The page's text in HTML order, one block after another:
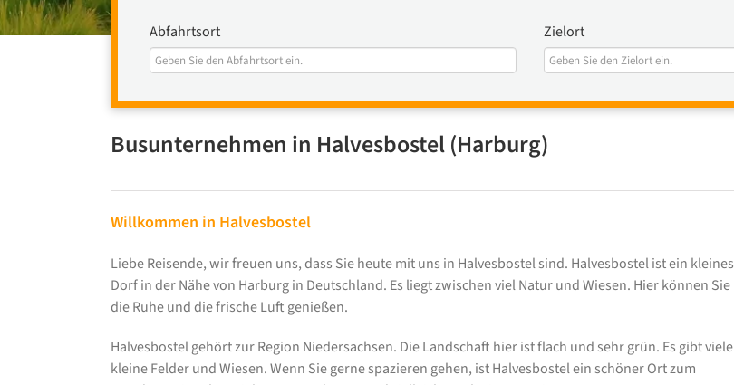
Abfahrtsort Zielort
Busunternehmen in Halvesbostel (Harburg)
Willkommen in Halvesbostel
Liebe Reisende, wir freuen uns, dass Sie heute mit uns in Halvesbostel sind. Halvesbostel ist ein kleines
Dorf in der Nähe von Harburg in Deutschland. Es liegt zwischen viel Natur und Wiesen. Hier können Sie
die Ruhe und die frische Luft genießen.
Halvesbostel gehört zur Region Niedersachsen. Die Landschaft hier ist flach und sehr grün. Es gibt viele
kleine Felder und Wiesen. Wenn Sie gerne spazieren gehen, ist Halvesbostel ein schöner Ort zum